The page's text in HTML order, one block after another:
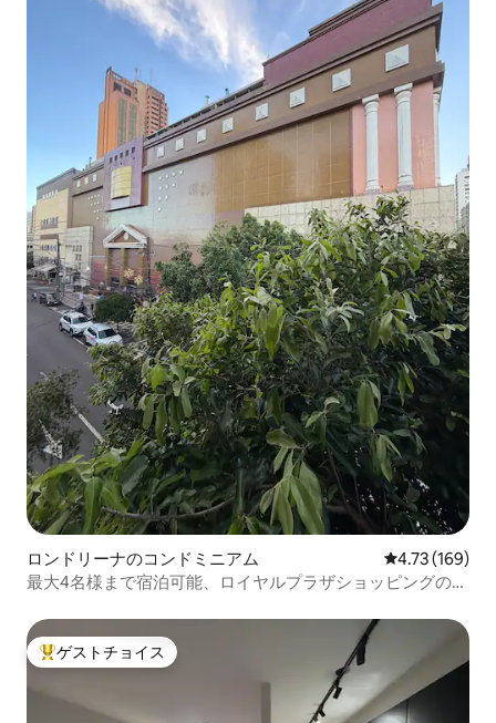
ロンドリーナのコンドミニアム レビュー169
4.73 (169)
最大4名様まで宿泊可能、ロイヤルプラザショッピングの正
大好評のゲストチョイスです。
ゲストチョイス